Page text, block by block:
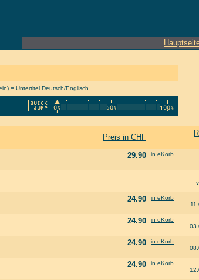
= Untertitel Deutsch/Englisch
Preis in CHF
29.90 in eKorb
24.90
in eKorb
24.90
in eKorb
24.90
in eKorb
24.90
in eKorb